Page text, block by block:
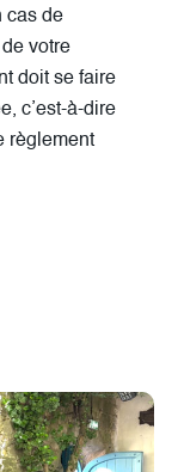
cas de
votre
doit se faire
c’est-à-dire
règlement